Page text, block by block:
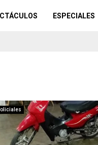
ESPECIALES